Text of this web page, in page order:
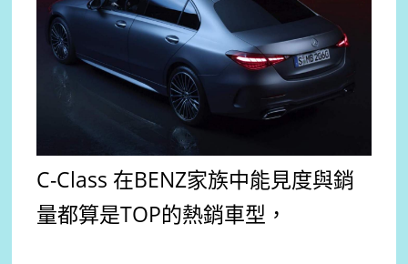
C-Class 在BENZ家族中能見度與銷
量都算是TOP的熱銷車型，